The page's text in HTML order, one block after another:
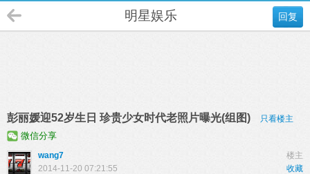
回复
明星娱乐
彭丽媛迎52岁生日 珍贵少女时代老照片曝光(组图) 只看楼主
微信分享
楼主
wang7
收藏
2014-11-20 07:21:55